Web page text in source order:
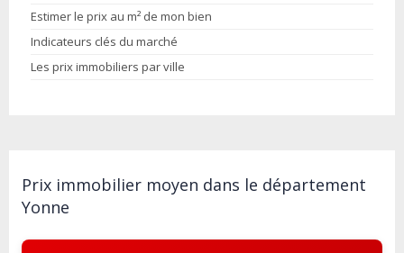
Estimer le prix au m² de mon bien
Indicateurs clés du marché
Les prix immobiliers par ville
Prix immobilier moyen dans le département
Yonne